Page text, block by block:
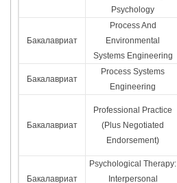
Psychology
Бакалавриат
Process And
Environmental
Systems Engineering
Бакалавриат
Process Systems
Engineering
Бакалавриат
Professional Practice
(Plus Negotiated
Endorsement)
Бакалавриат
Psychological Therapy:
Interpersonal